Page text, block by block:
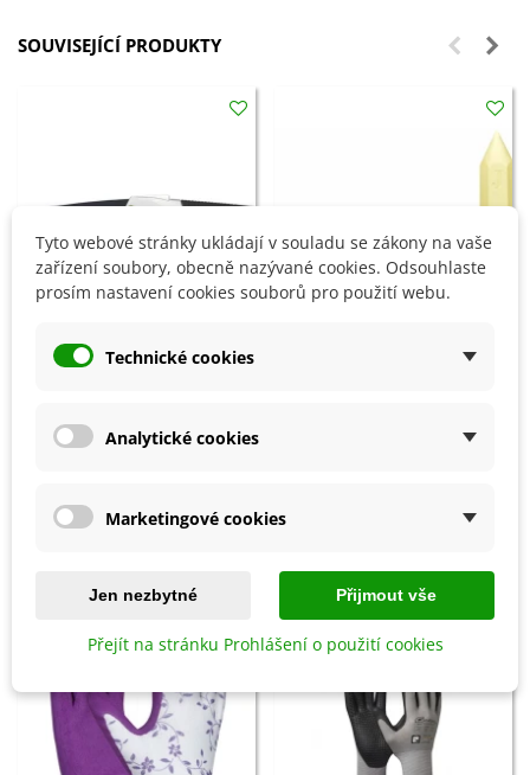
SOUVISEJÍCÍ PRODUKTY
ks
Tyto webové stránky ukládají v souladu se zákony na vaše
zařízení soubory, obecně nazývané cookies. Odsouhlaste
prosím nastavení cookies souborů pro použití webu.
Technické cookies
Analytické cookies
Marketingové cookies
Jen nezbytné Přijmout vše
Přejít na stránku Prohlášení o použití cookies